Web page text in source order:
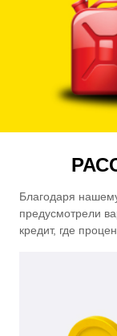
Благодаря
предусмотрели
кредит, где